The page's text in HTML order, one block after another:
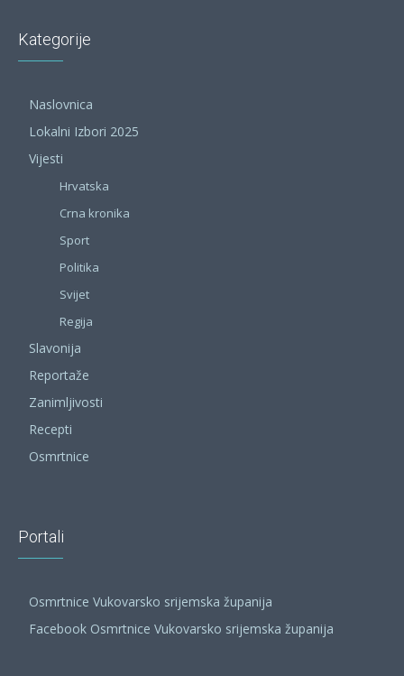
Kategorije
Naslovnica
Lokalni Izbori 2025
Vijesti
Hrvatska
Crna kronika
Sport
Politika
Svijet
Regija
Slavonija
Reportaže
Zanimljivosti
Recepti
Osmrtnice
Portali
Osmrtnice Vukovarsko srijemska županija
Facebook Osmrtnice Vukovarsko srijemska županija